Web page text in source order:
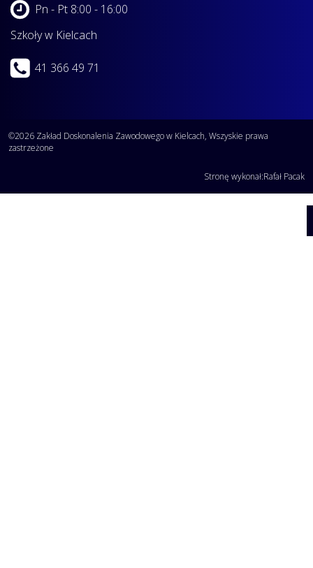
Pn - Pt 8:00 - 16:00
Szkoły w Kielcach
41 366 49 71
©2026 Zakład Doskonalenia Zawodowego w Kielcach, Wszyskie prawa
zastrzeżone
Stronę wykonał:Rafał Pacak